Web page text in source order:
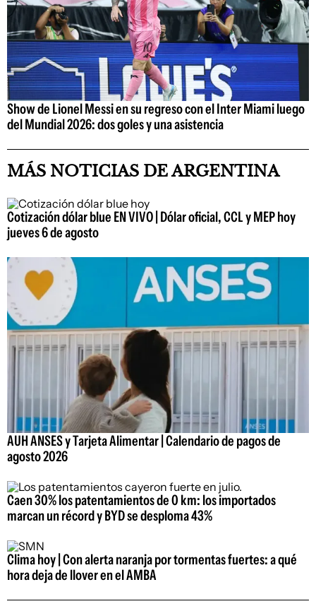
Show de Lionel Messi en su regreso con el Inter Miami luego
del Mundial 2026: dos goles y una asistencia
MÁS NOTICIAS DE ARGENTINA
Cotización dólar blue EN VIVO | Dólar oficial, CCL y MEP hoy
jueves 6 de agosto
AUH ANSES y Tarjeta Alimentar | Calendario de pagos de
agosto 2026
Caen 30% los patentamientos de 0 km: los importados
marcan un récord y BYD se desploma 43%
Clima hoy | Con alerta naranja por tormentas fuertes: a qué
hora deja de llover en el AMBA